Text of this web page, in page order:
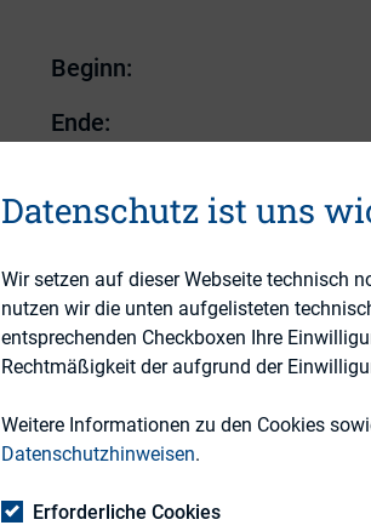
Beginn:
Ende:
Veranstaltungsort:
Risiken erkennen und
kommt eine wichtige Rolle
zur Stärkung der
Datenschutz ist uns
Wir setzen auf dieser Webseite technisch
nutzen wir die unten aufgelisteten
entsprechenden Checkboxen Ihre
Rechtmäßigkeit der aufgrund der
Weitere Informationen zu den Cookies
Datenschutzhinweisen.
Erforderliche Cookies